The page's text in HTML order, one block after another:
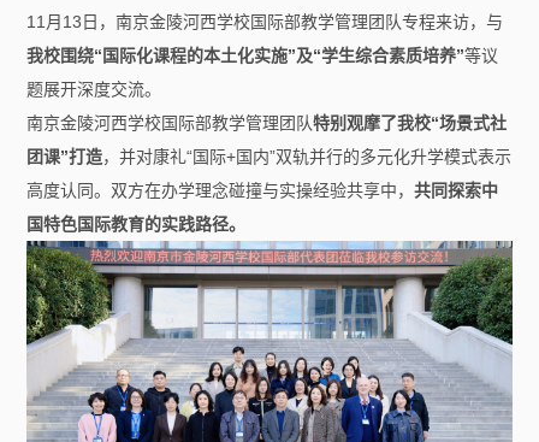
11月13日，南京金陵河西学校国际部教学管理团队专程来访，与
我校围绕“国际化课程的本土化实施”及“学生综合素质培养”等议
题展开深度交流。
南京金陵河西学校国际部教学管理团队特别观摩了我校“场景式社
团课”打造，并对康礼“国际+国内”双轨并行的多元化升学模式表示
高度认同。双方在办学理念碰撞与实操经验共享中，共同探索中
国特色国际教育的实践路径。